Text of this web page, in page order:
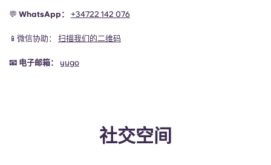
💬 WhatsApp： +34722 142 076
📱微信协助： 扫描我们的二维码
📧 电子邮箱： yugo
社交空间